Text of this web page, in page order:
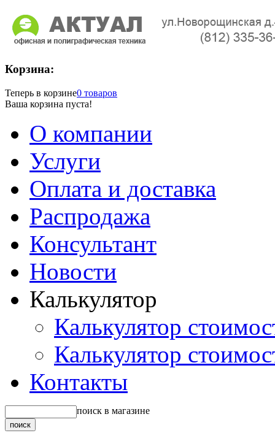
Корзина:
Теперь в корзине0 товаров
Ваша корзина пуста!
О компании
Услуги
Оплата и доставка
Распродажа
Консультант
Новости
Калькулятор
Калькулятор
Калькулятор
Контакты
поиск в магазине